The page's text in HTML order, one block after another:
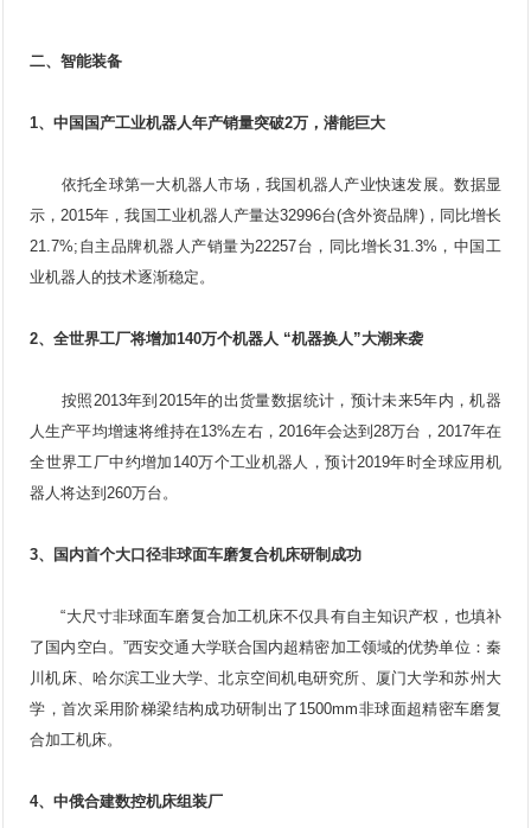
二、智能装备
1、中国国产工业机器人年产销量突破2万，潜能巨大
依托全球第一大机器人市场，我国机器人产业快速发展。数据显
示，2015年，我国工业机器人产量达32996台(含外资品牌)，同比增长
21.7%;自主品牌机器人产销量为22257台，同比增长31.3%，中国工
业机器人的技术逐渐稳定。
2、全世界工厂将增加140万个机器人 “机器换人”大潮来袭
按照2013年到2015年的出货量数据统计，预计未来5年内，机器
人生产平均增速将维持在13%左右，2016年会达到28万台，2017年在
全世界工厂中约增加140万个工业机器人，预计2019年时全球应用机
器人将达到260万台。
3、国内首个大口径非球面车磨复合机床研制成功
“大尺寸非球面车磨复合加工机床不仅具有自主知识产权，也填补
了国内空白。”西安交通大学联合国内超精密加工领域的优势单位：秦
川机床、哈尔滨工业大学、北京空间机电研究所、厦门大学和苏州大
学，首次采用阶梯梁结构成功研制出了1500mm非球面超精密车磨复
合加工机床。
4、中俄合建数控机床组装厂